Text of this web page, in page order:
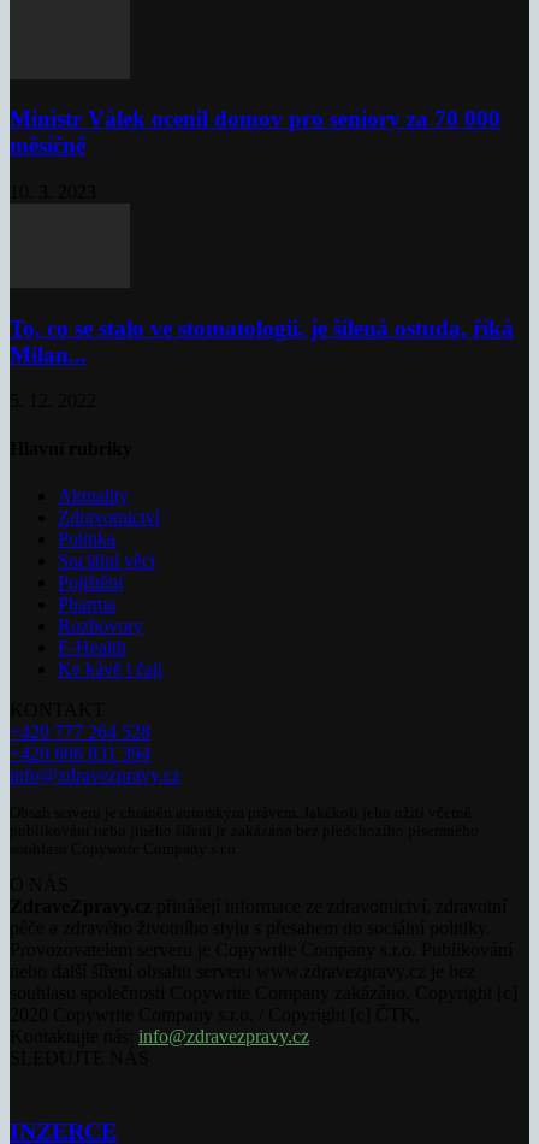
Ministr Válek ocenil domov pro seniory za 70 000
měsíčně
To, co se stalo ve stomatologii, je šílená ostuda, říká
Milan...
Aktuality
Zdravotnictví
Politika
Sociální věci
Pojištění
Pharma
Rozhovory
E-Health
Ke kávě i čaji
+420 777 264 528
+420 606 831 394
info@zdravezpravy.cz
info@zdravezpravy.cz
INZERCE